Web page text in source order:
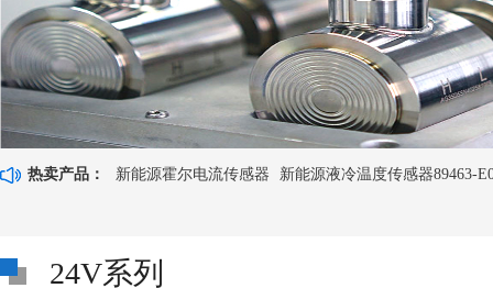
热卖产品： 新能源霍尔电流传感器 新能源液冷温度传感器89463-
24V系列